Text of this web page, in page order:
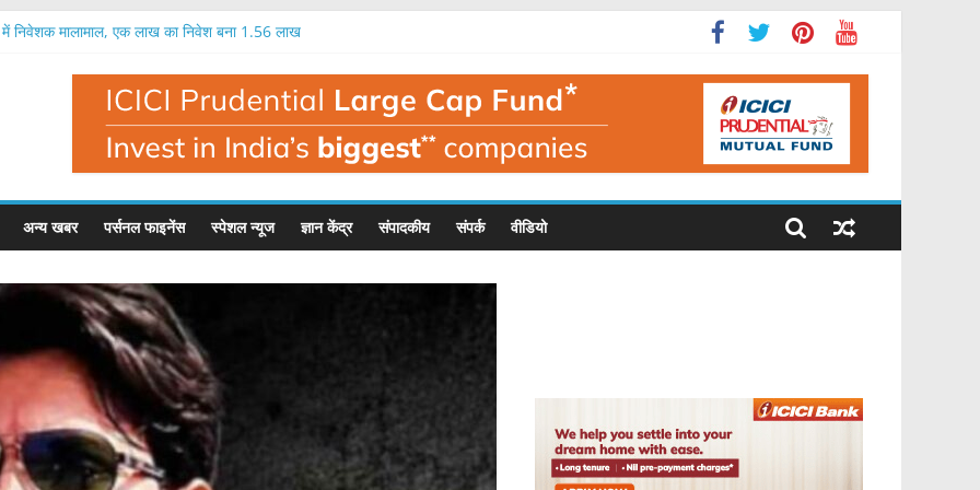
निवेशक मालामाल, एक लाख का निवेश बना 1.56 लाख
का आईपीओ आज से, इतना मिल सकता है फायदा
तक मुनाफा, नतीजों के बाद यह है इसका भाव
लाख रुपये का निवेश बन सकता है 1.35 लाख रुपये
अन्य खबर पर्सनल फाइनेंस स्पेशल न्यूज ज्ञान केंद्र संपादकीय संपर्क वीडियो